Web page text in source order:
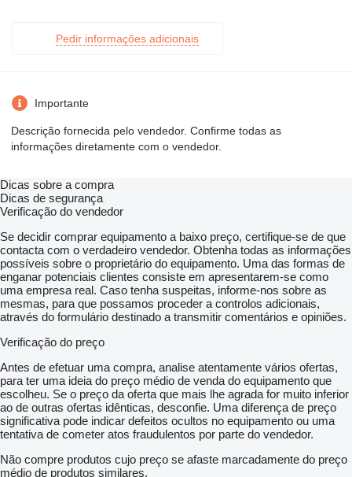
Pedir informações adicionais
Importante
Descrição fornecida pelo vendedor. Confirme todas as
informações diretamente com o vendedor.
Dicas sobre a compra
Dicas de segurança
Verificação do vendedor
Se decidir comprar equipamento a baixo preço, certifique-se de que
contacta com o verdadeiro vendedor. Obtenha todas as informações
possíveis sobre o proprietário do equipamento. Uma das formas de
enganar potenciais clientes consiste em apresentarem-se como
uma empresa real. Caso tenha suspeitas, informe-nos sobre as
mesmas, para que possamos proceder a controlos adicionais,
através do formulário destinado a transmitir comentários e opiniões.
Verificação do preço
Antes de efetuar uma compra, analise atentamente vários ofertas,
para ter uma ideia do preço médio de venda do equipamento que
escolheu. Se o preço da oferta que mais lhe agrada for muito inferior
ao de outras ofertas idênticas, desconfie. Uma diferença de preço
significativa pode indicar defeitos ocultos no equipamento ou uma
tentativa de cometer atos fraudulentos por parte do vendedor.
Não compre produtos cujo preço se afaste marcadamente do preço
médio de produtos similares.